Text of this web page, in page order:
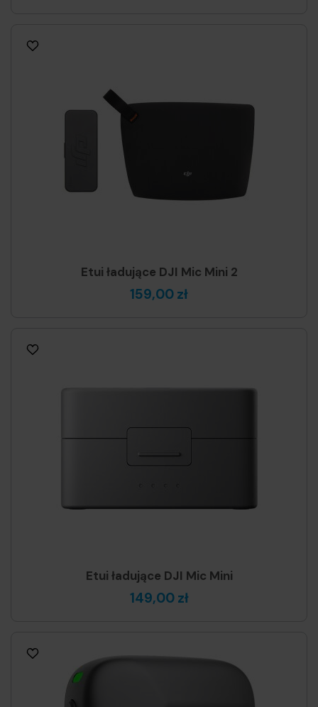
Etui ładujące DJI Mic Mini 2
159,00 zł
Etui ładujące DJI Mic Mini
149,00 zł